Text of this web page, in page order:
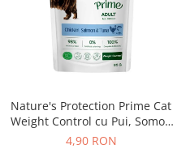
Nature's Protection Prime Cat
Weight Control cu Pui, Somon
si Ton 85 Gr
4,90 RON